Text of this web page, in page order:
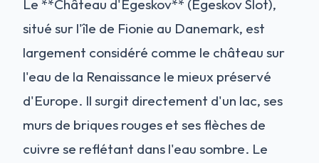
Le **Château d'Egeskov** (Egeskov Slot),
situé sur l'île de Fionie au Danemark, est
largement considéré comme le château sur
l'eau de la Renaissance le mieux préservé
d'Europe. Il surgit directement d'un lac, ses
murs de briques rouges et ses flèches de
cuivre se reflétant dans l'eau sombre. Le